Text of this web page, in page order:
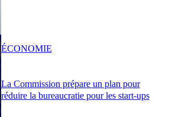
La Commission prépare un plan pour
réduire la bureaucratie pour les start-ups
ÉCONOMIE